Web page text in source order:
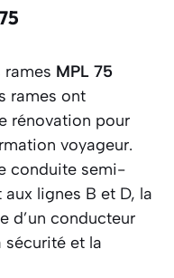
rames MPL 75
rames ont
rénovation pour
voyageur.
conduite semi-
lignes B et D, la
d’un conducteur
sécurité et la